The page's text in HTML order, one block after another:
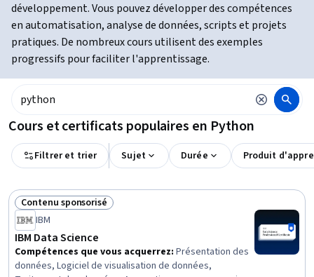
développement. Vous pouvez développer des compétences
en automatisation, analyse de données, scripts et projets
pratiques. De nombreux cours utilisent des exemples
progressifs pour faciliter l'apprentissage.
Cours et certificats populaires en Python
Filtrer et trier Sujet Durée Produit
Statut : Contenu sponsorisé
Contenu sponsorisé
IBM
IBM Data Science
Compétences que vous acquerrez: Présentation des
données, Logiciel de visualisation de données,